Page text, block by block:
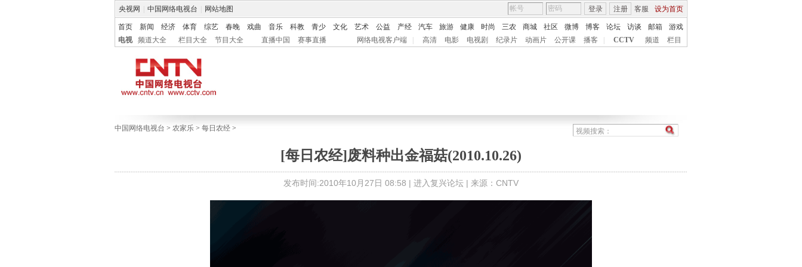
央视网 中国网络电视台 网站地图 客服 设为首页
登录 注册
首页 新闻 经济 体育 综艺 春晚 戏曲 音乐 科教 青少 文化 艺术 公益 产经 汽车 旅游 健康 时尚 三农 商城 社区 微博 博客 论坛 访谈 邮箱
游戏
电视
频道大全 栏目大全 节目大全 直播中国 赛事直播 网络电视客户端 高清 电影 电视剧 纪录片 动画片 公开课 播客 CCTV 频道 栏目
中国网络电视台 > 农家乐 > 每日农经 >
[每日农经]废料种出金福菇(2010.10.26)
发布时间:2010年10月27日 08:58 | 进入复兴论坛 | 来源：CNTV